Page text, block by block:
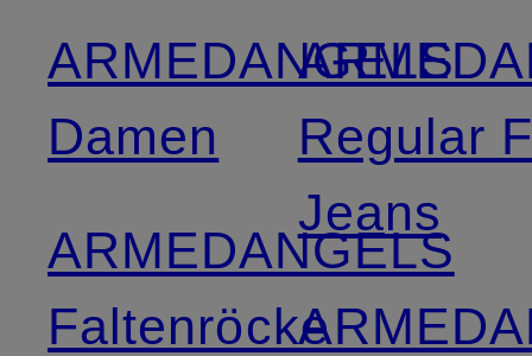
ARMEDANGELS
Damen
ARMEDANGELS
Faltenröcke
Regular
Jeans